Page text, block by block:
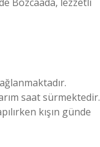
saat sürmektedir.
kışın günde